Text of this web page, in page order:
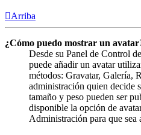
Arriba
¿Cómo puedo mostrar un
Desde su Panel de Control
puede añadir un avatar
métodos: Gravatar, Galería,
administración quien decide
tamaño y peso pueden ser
disponible la opción de
Administración para que sea